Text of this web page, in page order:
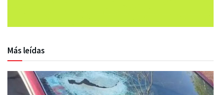
Más leídas